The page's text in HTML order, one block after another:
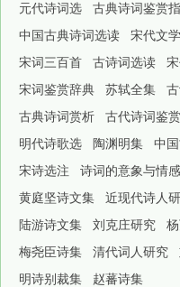
元代诗词选
古典诗词鉴赏
中国古典诗词选读
宋代文
宋词三百首
古诗词选读
宋词鉴赏辞典
苏轼全集
古典诗词赏析
古代诗词鉴
明代诗歌选
陶渊明集 中
宋诗选注
诗词的意象与情感
黄庭坚诗文集
近现代诗人
陆游诗文集
刘克庄研究
梅尧臣诗集
清代词人研究
明诗别裁集
赵蕃诗集